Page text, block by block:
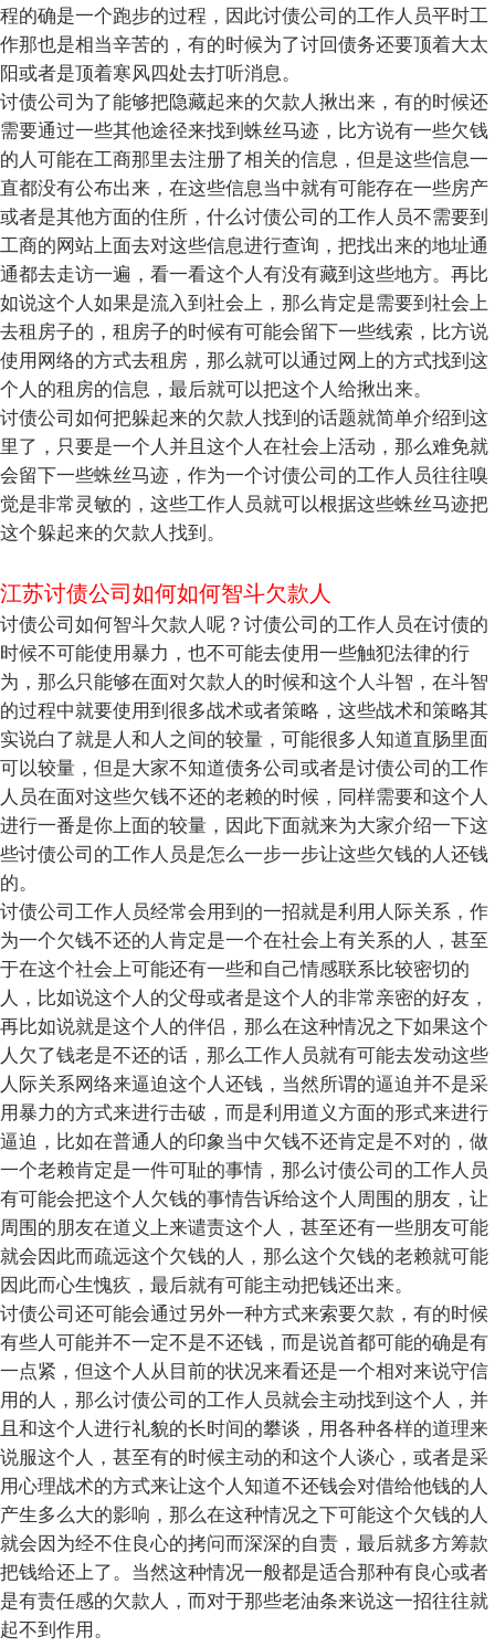
程的确是一个跑步的过程，因此讨债公司的工作人员平时工
作那也是相当辛苦的，有的时候为了讨回债务还要顶着大太
阳或者是顶着寒风四处去打听消息。
讨债公司为了能够把隐藏起来的欠款人揪出来，有的时候还
需要通过一些其他途径来找到蛛丝马迹，比方说有一些欠钱
的人可能在工商那里去注册了相关的信息，但是这些信息一
直都没有公布出来，在这些信息当中就有可能存在一些房产
或者是其他方面的住所，什么讨债公司的工作人员不需要到
工商的网站上面去对这些信息进行查询，把找出来的地址通
通都去走访一遍，看一看这个人有没有藏到这些地方。再比
如说这个人如果是流入到社会上，那么肯定是需要到社会上
去租房子的，租房子的时候有可能会留下一些线索，比方说
使用网络的方式去租房，那么就可以通过网上的方式找到这
个人的租房的信息，最后就可以把这个人给揪出来。
讨债公司如何把躲起来的欠款人找到的话题就简单介绍到这
里了，只要是一个人并且这个人在社会上活动，那么难免就
会留下一些蛛丝马迹，作为一个讨债公司的工作人员往往嗅
觉是非常灵敏的，这些工作人员就可以根据这些蛛丝马迹把
这个躲起来的欠款人找到。
江苏讨债公司如何如何智斗欠款人
讨债公司如何智斗欠款人呢？讨债公司的工作人员在讨债的
时候不可能使用暴力，也不可能去使用一些触犯法律的行
为，那么只能够在面对欠款人的时候和这个人斗智，在斗智
的过程中就要使用到很多战术或者策略，这些战术和策略其
实说白了就是人和人之间的较量，可能很多人知道直肠里面
可以较量，但是大家不知道债务公司或者是讨债公司的工作
人员在面对这些欠钱不还的老赖的时候，同样需要和这个人
进行一番是你上面的较量，因此下面就来为大家介绍一下这
些讨债公司的工作人员是怎么一步一步让这些欠钱的人还钱
的。
讨债公司工作人员经常会用到的一招就是利用人际关系，作
为一个欠钱不还的人肯定是一个在社会上有关系的人，甚至
于在这个社会上可能还有一些和自己情感联系比较密切的
人，比如说这个人的父母或者是这个人的非常亲密的好友，
再比如说就是这个人的伴侣，那么在这种情况之下如果这个
人欠了钱老是不还的话，那么工作人员就有可能去发动这些
人际关系网络来逼迫这个人还钱，当然所谓的逼迫并不是采
用暴力的方式来进行击破，而是利用道义方面的形式来进行
逼迫，比如在普通人的印象当中欠钱不还肯定是不对的，做
一个老赖肯定是一件可耻的事情，那么讨债公司的工作人员
有可能会把这个人欠钱的事情告诉给这个人周围的朋友，让
周围的朋友在道义上来谴责这个人，甚至还有一些朋友可能
就会因此而疏远这个欠钱的人，那么这个欠钱的老赖就可能
因此而心生愧疚，最后就有可能主动把钱还出来。
讨债公司还可能会通过另外一种方式来索要欠款，有的时候
有些人可能并不一定不是不还钱，而是说首都可能的确是有
一点紧，但这个人从目前的状况来看还是一个相对来说守信
用的人，那么讨债公司的工作人员就会主动找到这个人，并
且和这个人进行礼貌的长时间的攀谈，用各种各样的道理来
说服这个人，甚至有的时候主动的和这个人谈心，或者是采
用心理战术的方式来让这个人知道不还钱会对借给他钱的人
产生多么大的影响，那么在这种情况之下可能这个欠钱的人
就会因为经不住良心的拷问而深深的自责，最后就多方筹款
把钱给还上了。当然这种情况一般都是适合那种有良心或者
是有责任感的欠款人，而对于那些老油条来说这一招往往就
起不到作用。